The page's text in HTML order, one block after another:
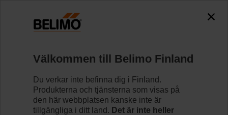
accessing the absolute URL
"https://www.belimo.com/fi/sv_SE/~mgnlArea=cookies~".
Spjällställdon Ställdon utan säkerhetsfunktion
UM230Y-F-R.1
Välkommen till Belimo Finland
Du verkar inte befinna dig i Finland.
Produkterna och tjänsterna som visas på
den här webbplatsen kanske inte är
tillgängliga i ditt land. Det är inte heller